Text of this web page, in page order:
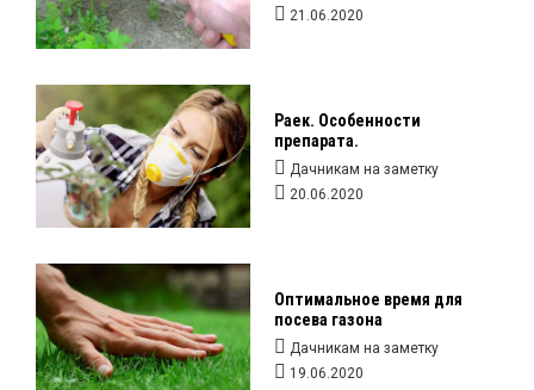
21.06.2020
Раек. Особенности
препарата.
Дачникам на заметку
20.06.2020
Оптимальное время для
посева газона
Дачникам на заметку
19.06.2020